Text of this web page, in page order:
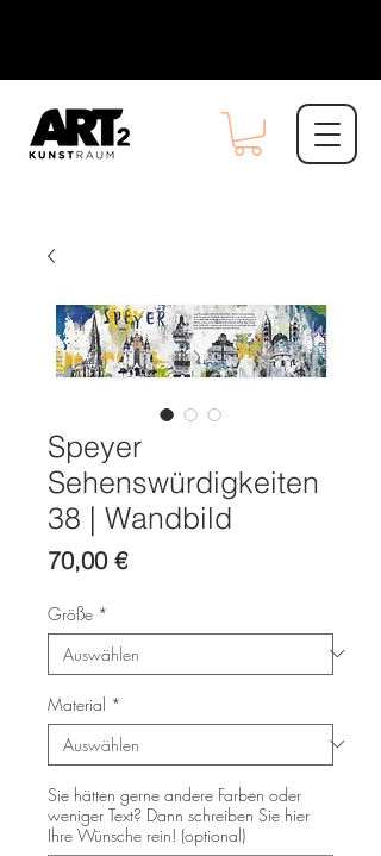
Speyer
Sehenswürdigkeiten
38 | Wandbild
70,00 €Preis
Größe *
Material *
Sie hätten gerne andere Farben oder
weniger Text? Dann schreiben Sie hier
Ihre Wünsche rein! (optional)